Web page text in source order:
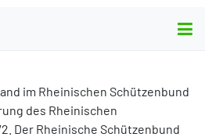
im Rheinischen Schützenbund
des Rheinischen
Der Rheinische Schützenbund